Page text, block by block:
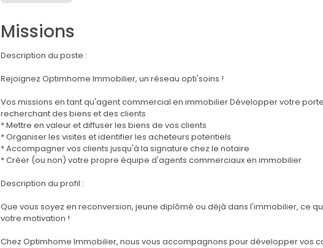
Missions
Description du poste :
Rejoignez Optimhome Immobilier, un réseau opti'soins !
Vos missions en tant qu'agent commercial en immobilier Développer votre
recherchant des biens et des clients
* Mettre en valeur et diffuser les biens de vos clients
* Organiser les visites et identifier les acheteurs potentiels
* Accompagner vos clients jusqu'à la signature chez le notaire
* Créer (ou non) votre propre équipe d'agents commerciaux en immobilier
Description du profil :
Que vous soyez en reconversion, jeune diplômé ou déjà dans l'immobilier, ce
votre motivation !
Chez Optimhome Immobilier, nous vous accompagnons pour développer vos